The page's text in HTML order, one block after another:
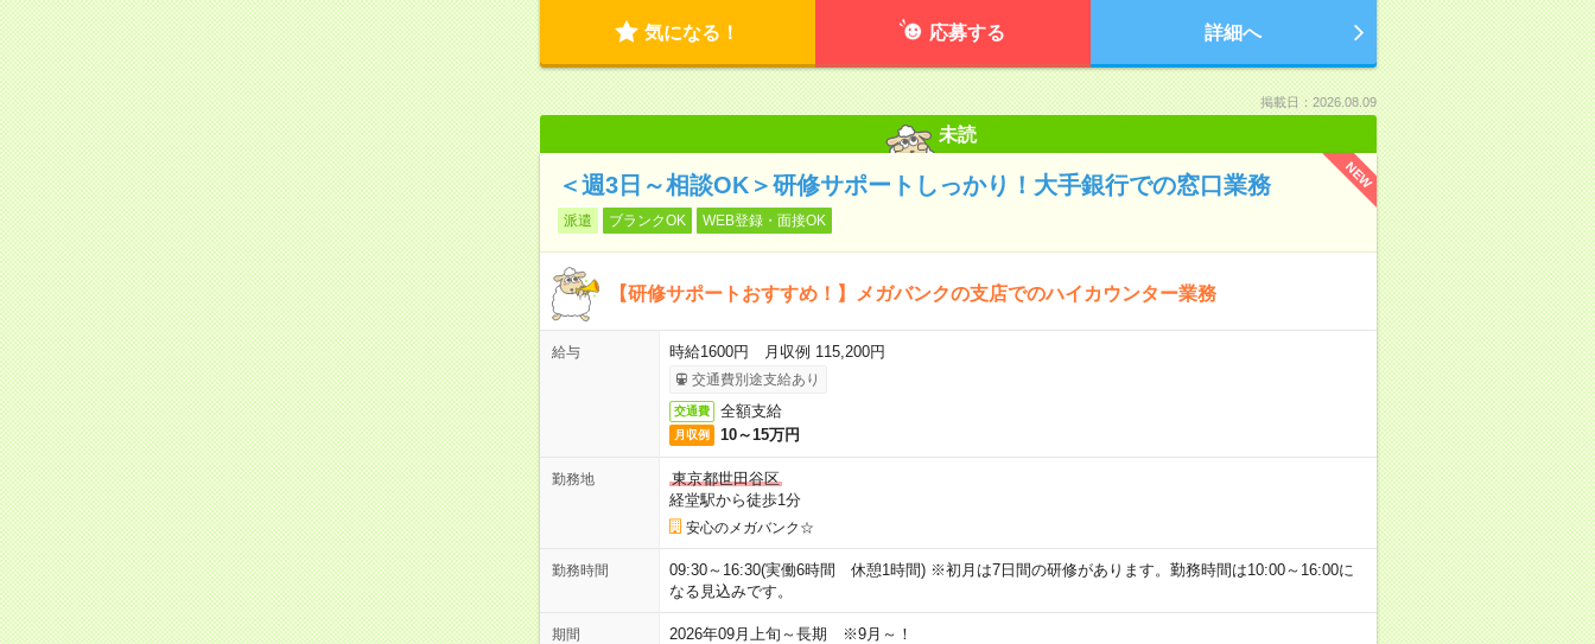
気になる！ 応募する 詳細へ
掲載日：2026.08.09
未読
NEW
＜週3日～相談OK＞研修サポートしっかり！大手銀行での窓口業務
派遣 ブランクOK WEB登録・面接OK
【研修サポートおすすめ！】メガバンクの支店でのハイカウンター業務
給与 時給1600円 月収例 115,200円
交通費別途支給あり
交通費 全額支給
月収例 10～15万円
勤務地
東京都世田谷区
経堂駅から徒歩1分
安心のメガバンク☆
勤務時間
09:30～16:30(実働6時間 休憩1時間) ※初月は7日間の研修があります。勤務時間は10:00～16:00に
なる見込みです。
期間 2026年09月上旬～長期 ※9月～！